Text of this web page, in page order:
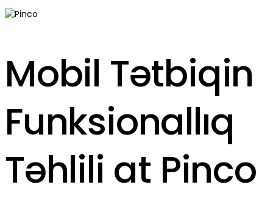
Mobil Tətbiqin
Funksionallıq
Təhlili at Pinco